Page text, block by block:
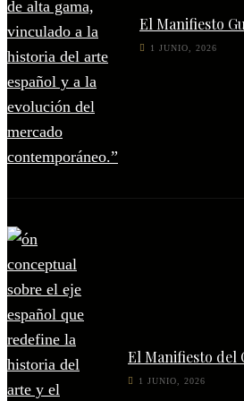
El Manifiesto
1 JUNIO, 2026
El Manifiesto del
1 JUNIO, 2026